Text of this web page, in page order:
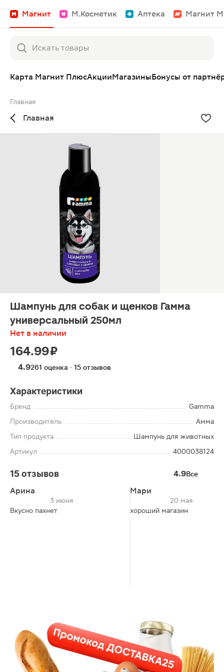
Магнит М.Косметик Аптека Магнит
Карта Магнит ПлюсАкцииМагазиныБонусы от
Главная
Главная
Шампунь для собак и щенков Гамма
универсальный 250мл
Нет в наличии
164.99 ₽
4.9261 оценка · 15 отзывов
Характеристики
Бренд
Gamma
Производитель
Амма
Тип продукта
Шампунь для животных
Артикул
4000038124
15 отзывов 4.9Все
Арина
3 июня
Вкусно пахнет
Мари
20 мая
хороший магазин